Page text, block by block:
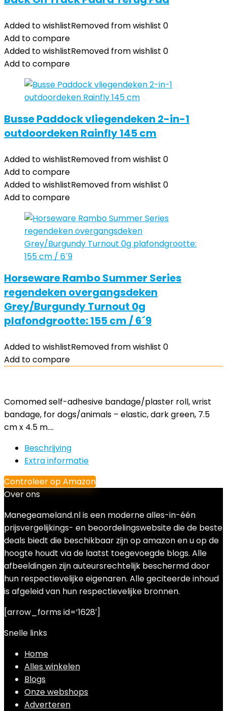
Added to wishlistRemoved from wishlist 0
Add to compare
Added to wishlistRemoved from wishlist 0
Add to compare
Busse Paddock vliegendeken 2-in-1
outdoordeken Rainfly 145 cm
Added to wishlistRemoved from wishlist 0
Add to compare
Added to wishlistRemoved from wishlist 0
Add to compare
Horseware Rambo Summer Series
regendeken overgangsdeken
Grey/Burgundy Turnout 0g
plafondgrootte: 155 cm / 6´9
Added to wishlistRemoved from wishlist 0
Add to compare
Comomed self-adhesive bandage/plaster roll, wrist
bandage, for dogs/animals – elastic, dark green, 7.5
cm x 4.5 m.…
Beschrijving
Extra informatie
Controleer op Amazon
Over ons
Manegeameland.nl is een moderne alles-in-één
prijsvergelijkings- en beoordelingswebsite die de beste
deals biedt die beschikbaar zijn op amazon en u op de
hoogte houdt via de laatst toegevoegde blogs. Alle
afbeeldingen zijn auteursrechtelijk beschermd door
hun respectievelijke eigenaren. Alle geciteerde inhoud
is afgeleid van hun respectievelijke bronnen.
[arrow_forms id=’1628′]
Snelle links
Home
Alles winkelen
Blogs
Onze webshops
Adverteren